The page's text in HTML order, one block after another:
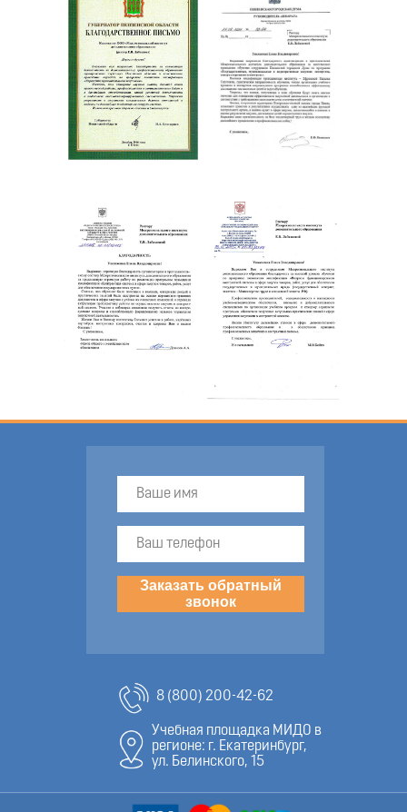
8 (800) 200-42-62
Учебная площадка МИДО в
регионе: г. Екатеринбург,
ул. Белинского, 15
Заказать обратный
звонок